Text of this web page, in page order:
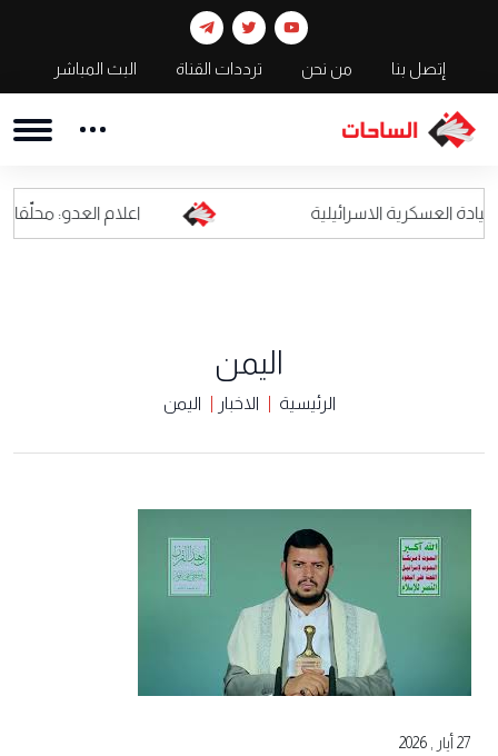
إتصل بنا من نحن ترددات القناة البث المباشر
اعلام العدو: محلّقات حزب الله الاسرائيلية
اليمن
الرئيسية الاخبار اليمن
27 أيار , 2026